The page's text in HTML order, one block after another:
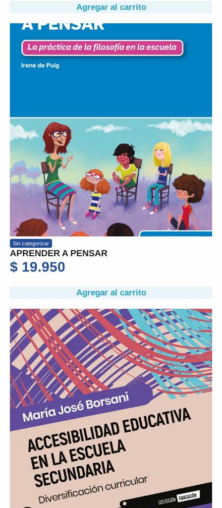
Agregar al carrito
Sin categorizar
APRENDER A PENSAR
$ 19.950
Agregar al carrito